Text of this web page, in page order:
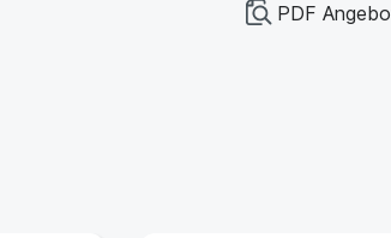
PDF